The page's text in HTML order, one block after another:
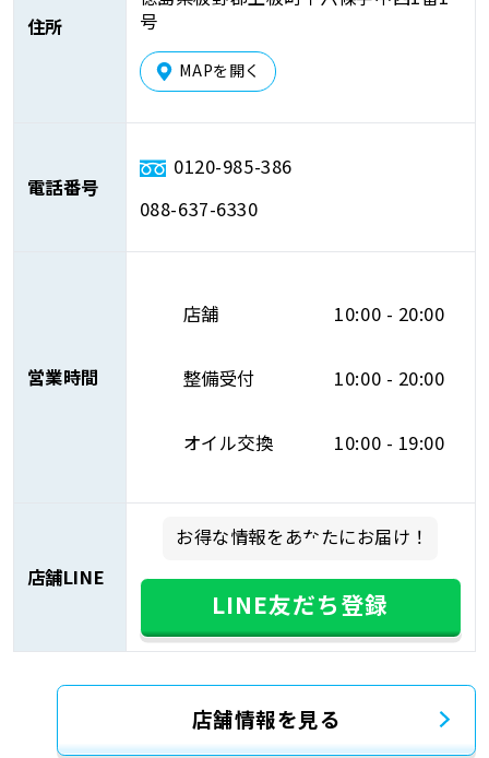
住所
号
MAPを開く
電話番号
0120-985-386
088-637-6330
営業時間
店舗 10:00 - 20:00
整備受付 10:00 - 20:00
オイル交換 10:00 - 19:00
店舗LINE
お得な情報をあなたにお届け！
LINE友だち登録
店舗情報を見る